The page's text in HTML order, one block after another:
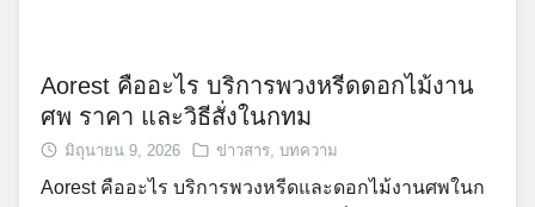
Aorest คืออะไร บริการพวงหรีดดอกไม้งาน
ศพ ราคา และวิธีสั่งในกทม
มิถุนายน 9, 2026 ข่าวสาร, บทความ
Aorest คืออะไร บริการพวงหรีดและดอกไม้งานศพในก